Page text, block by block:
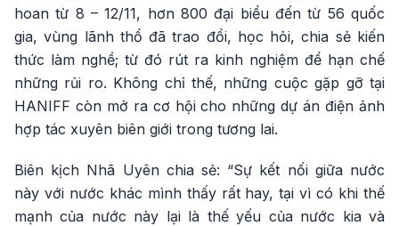
hoan từ 8 – 12/11, hơn 800 đại biểu đến từ 56 quốc
gia, vùng lãnh thổ đã trao đổi, học hỏi, chia sẻ kiến
thức làm nghề; từ đó rút ra kinh nghiệm để hạn chế
những rủi ro. Không chỉ thế, những cuộc gặp gỡ tại
HANIFF còn mở ra cơ hội cho những dự án điện ảnh
hợp tác xuyên biên giới trong tương lai.
Biên kịch Nhã Uyên chia sẻ: “Sự kết nối giữa nước
này với nước khác mình thấy rất hay, tại vì có khi thế
mạnh của nước này lại là thế yếu của nước kia và